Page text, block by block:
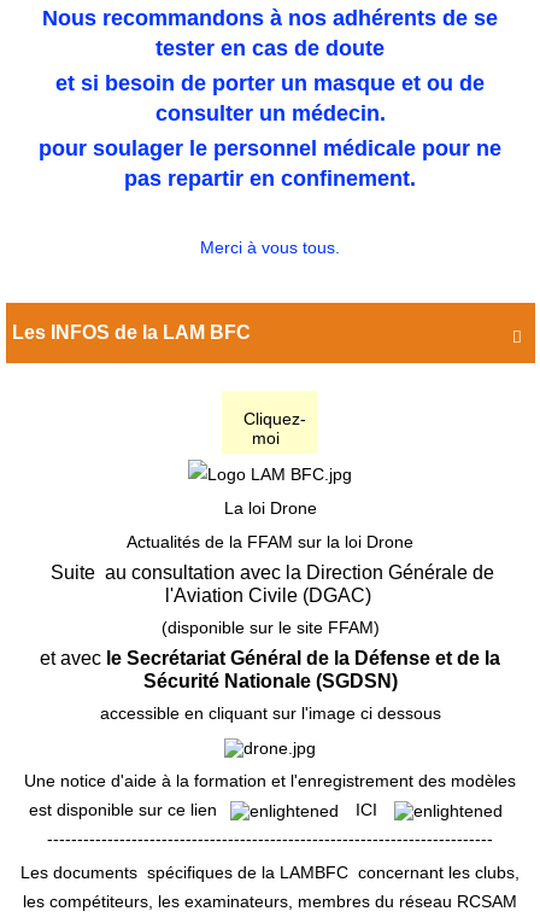
Nous recommandons à nos adhérents de se
tester en cas de doute
et si besoin de porter un masque et ou de
consulter un médecin.
pour soulager le personnel médicale pour ne
pas repartir en confinement.
Merci à vous tous.

Les INFOS de la LAM BFC
Cliquez-
moi
La loi Drone
Actualités de la FFAM sur la loi Drone
Suite au consultation avec la Direction Générale de
l'Aviation Civile (DGAC)
(disponible sur le site FFAM)
et avec le Secrétariat Général de la Défense et de la
Sécurité Nationale (SGDSN)
accessible en cliquant sur l'image ci dessous
Une notice d'aide à la formation et l'enregistrement des modèles
est disponible sur ce lien
ICI
--------------------------------------------------------------------------
Les documents spécifiques de la LAMBFC concernant les clubs,
les compétiteurs, les examinateurs, membres du réseau RCSAM